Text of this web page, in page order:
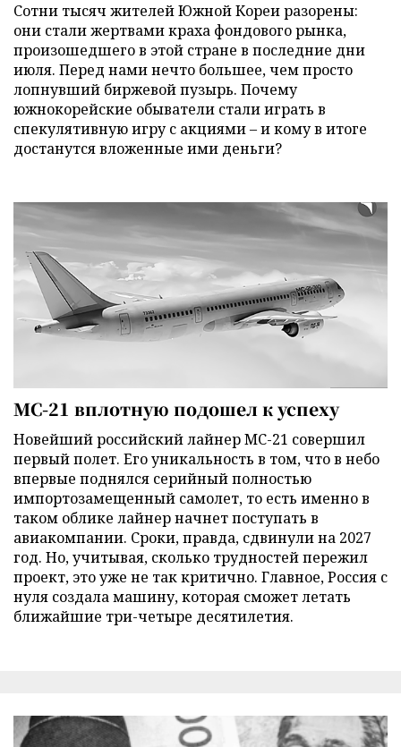
Сотни тысяч жителей Южной Кореи разорены:
они стали жертвами краха фондового рынка,
произошедшего в этой стране в последние дни
июля. Перед нами нечто большее, чем просто
лопнувший биржевой пузырь. Почему
южнокорейские обыватели стали играть в
спекулятивную игру с акциями – и кому в итоге
достанутся вложенные ими деньги?
МС-21 вплотную подошел к успеху
Новейший российский лайнер МС-21 совершил
первый полет. Его уникальность в том, что в небо
впервые поднялся серийный полностью
импортозамещенный самолет, то есть именно в
таком облике лайнер начнет поступать в
авиакомпании. Сроки, правда, сдвинули на 2027
год. Но, учитывая, сколько трудностей пережил
проект, это уже не так критично. Главное, Россия с
нуля создала машину, которая сможет летать
ближайшие три-четыре десятилетия.